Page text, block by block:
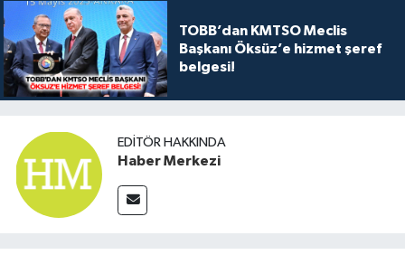
TOBB’dan KMTSO Meclis
Başkanı Öksüz’e hizmet şeref
belgesi!
EDITÖR HAKKINDA
Haber Merkezi